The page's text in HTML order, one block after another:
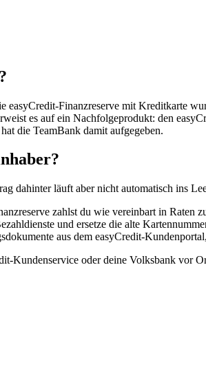
Finanzreserve mit Kreditkarte
es auf ein Nachfolgeprodukt: den
die TeamBank damit aufgegeben.
dahinter läuft aber nicht automatisch ins
zahlst du wie vereinbart in Raten
und ersetze die alte
aus dem easyCredit-
Kundenservice oder deine Volksbank vor